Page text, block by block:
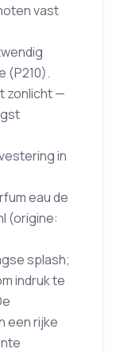
vast
(P210).
zonlicht —
in
eau de
(origine:
splash;
indruk te
een rijke